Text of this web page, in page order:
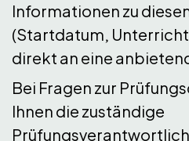
Informationen zu
(Startdatum,
direkt an eine
Bei Fragen zur
Ihnen die zuständige